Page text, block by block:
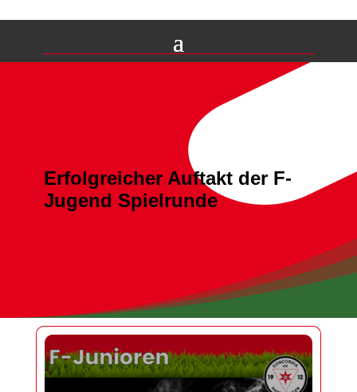
Erfolgreicher Auftakt der F-
Jugend Spielrunde